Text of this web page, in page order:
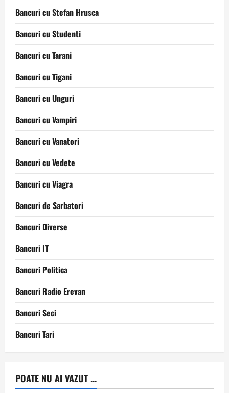
Bancuri cu Stefan Hrusca
Bancuri cu Studenti
Bancuri cu Tarani
Bancuri cu Tigani
Bancuri cu Unguri
Bancuri cu Vampiri
Bancuri cu Vanatori
Bancuri cu Vedete
Bancuri cu Viagra
Bancuri de Sarbatori
Bancuri Diverse
Bancuri IT
Bancuri Politica
Bancuri Radio Erevan
Bancuri Seci
Bancuri Tari
POATE NU AI VAZUT ...